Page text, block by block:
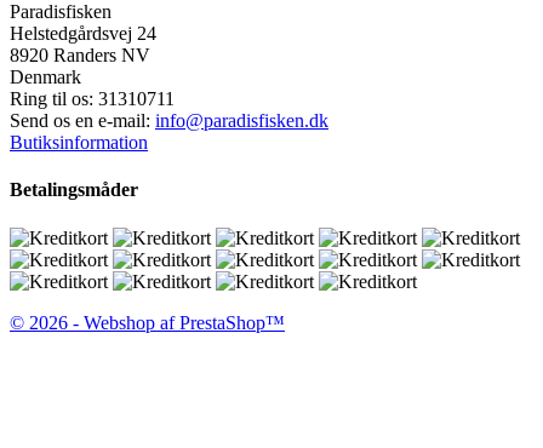
Paradisfisken
Helstedgårdsvej 24
8920 Randers NV
Denmark
Ring til os: 31310711
Send os en e-mail: info@paradisfisken.dk
Butiksinformation
Betalingsmåder
© 2026 - Webshop af PrestaShop™